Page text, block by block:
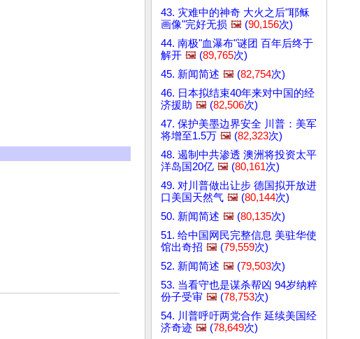
43. 灾难中的神奇 大火之后"耶稣
画像"完好无损 🖼️ (90,156次)
44. 南极"血瀑布"谜团 百年后终于
解开 🖼️ (89,765次)
45. 新闻简述 🖼️ (82,754次)
46. 日本拟结束40年来对中国的经
济援助 🖼️ (82,506次)
47. 保护美墨边界安全 川普：美军
将增至1.5万 🖼️ (82,323次)
48. 遏制中共渗透 澳洲将投资太平
洋岛国20亿 🖼️ (80,161次)
49. 对川普做出让步 德国拟开放进
口美国天然气 🖼️ (80,144次)
50. 新闻简述 🖼️ (80,135次)
51. 给中国网民完整信息 美驻华使
馆出奇招 🖼️ (79,559次)
52. 新闻简述 🖼️ (79,503次)
53. 当看守也是谋杀帮凶 94岁纳粹
份子受审 🖼️ (78,753次)
54. 川普呼吁两党合作 延续美国经
济奇迹 🖼️ (78,649次)